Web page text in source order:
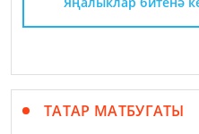
ТАТАР МАТБУГАТЫ